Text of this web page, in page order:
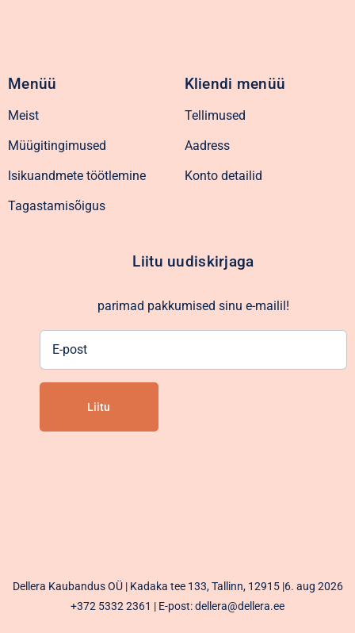
Menüü
Meist
Müügitingimused
Isikuandmete töötlemine
Tagastamisõigus
Kliendi menüü
Tellimused
Aadress
Konto detailid
Liitu uudiskirjaga
parimad pakkumised sinu e-mailil!
Dellera Kaubandus OÜ | Kadaka tee 133, Tallinn, 12915 |6. aug 2026
+372 5332 2361 | E-post: dellera@dellera.ee